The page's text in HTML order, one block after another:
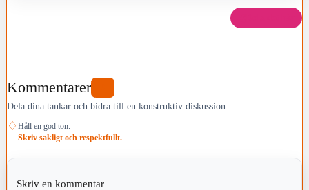
Kommentarer
Dela dina tankar och bidra till en konstruktiv diskussion.
♢ Håll en god ton.
Skriv sakligt och respektfullt.
Skriv en kommentar